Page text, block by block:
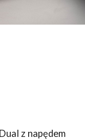
z napędem